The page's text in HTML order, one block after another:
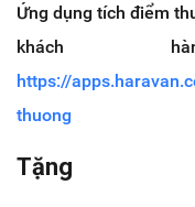
Ứng dụng tích điểm
khách
https://
thuong
Tặng